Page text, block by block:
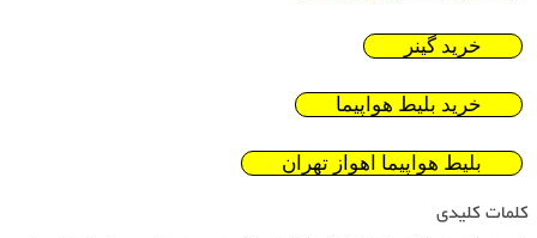
خرید گینر
خرید بلیط هواپیما
بلیط هواپیما اهواز تهران
کلمات کلیدی